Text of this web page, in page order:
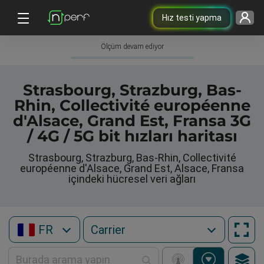
Hız testi yapma
Ölçüm devam ediyor
Strasbourg, Strazburg, Bas-
Rhin, Collectivité européenne
d'Alsace, Grand Est, Fransa 3G
/ 4G / 5G bit hızları haritası
Strasbourg, Strazburg, Bas-Rhin, Collectivité
européenne d'Alsace, Grand Est, Alsace, Fransa
içindeki hücresel veri ağları
FR